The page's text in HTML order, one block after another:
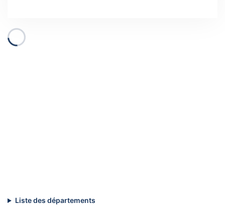
Liste des départements